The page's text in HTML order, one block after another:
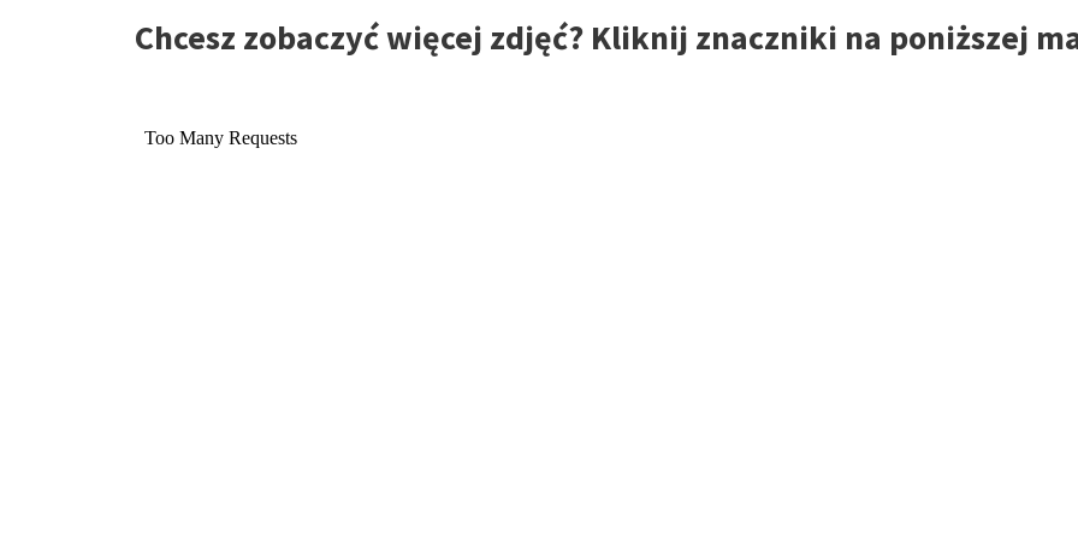
Chcesz zobaczyć więcej zdjęć? Kliknij znaczniki na poniższej